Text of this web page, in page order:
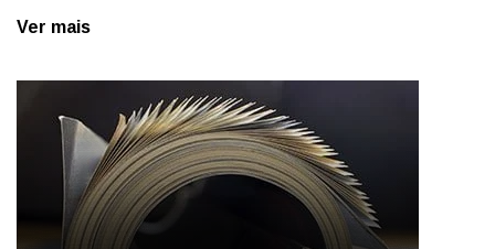
Ver mais